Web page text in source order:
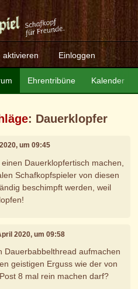
aktivieren Einloggen
Ehrentribüne Kalender
: Dauerklopfer
um 09:45
Dauerklopfertisch machen,
Schafkopfspieler von diesen
beschimpft werden, weil
2020, um 09:58
Dauerbabbelthread aufmachen
geistigen Erguss wie der von
8 mal rein machen darf?